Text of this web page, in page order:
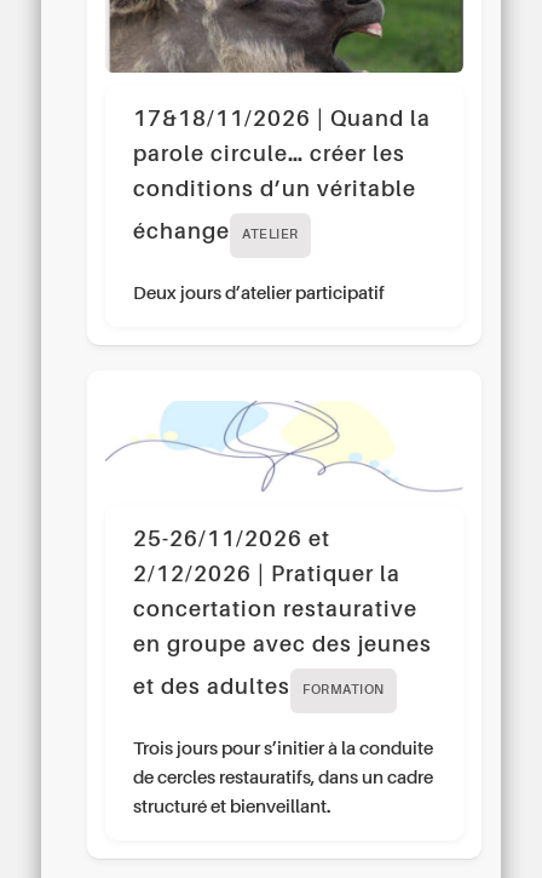
17&18/11/2026 | Quand la
parole circule… créer les
conditions d’un véritable
échange
ATELIER
Deux jours d’atelier participatif
25-26/11/2026 et
2/12/2026 | Pratiquer la
concertation restaurative
en groupe avec des jeunes
et des adultes
FORMATION
Trois jours pour s’initier à la conduite
de cercles restauratifs, dans un cadre
structuré et bienveillant.